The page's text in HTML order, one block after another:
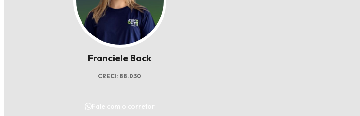
Franciele Back
CRECI: 88.030
Fale com o corretor